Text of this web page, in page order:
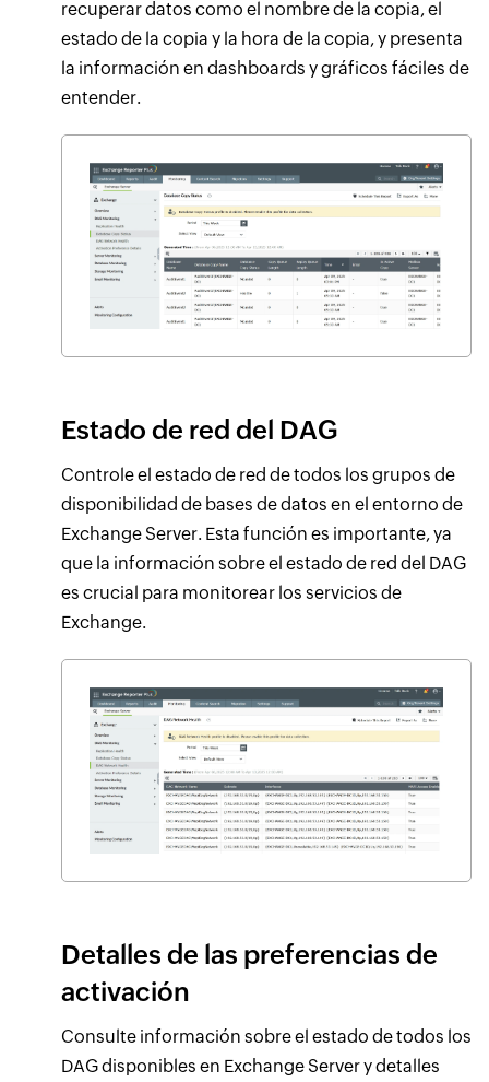
recuperar datos como el nombre de la copia, el
estado de la copia y la hora de la copia, y presenta
la información en dashboards y gráficos fáciles de
entender.
Estado de red del DAG
Controle el estado de red de todos los grupos de
disponibilidad de bases de datos en el entorno de
Exchange Server. Esta función es importante, ya
que la información sobre el estado de red del DAG
es crucial para monitorear los servicios de
Exchange.
Detalles de las preferencias de
activación
Consulte información sobre el estado de todos los
DAG disponibles en Exchange Server y detalles